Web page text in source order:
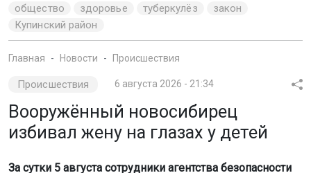
общество здоровье туберкулёз
закон
Купинский район
Главная Новости Происшествия
Происшествия 6 августа 2026 - 21:34
Вооружённый новосибирец
избивал жену на глазах у детей
За сутки 5 августа сотрудники агентства безопасности